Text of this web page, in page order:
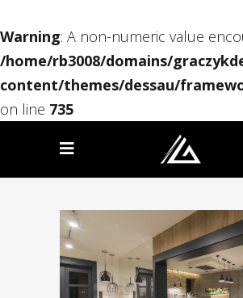
Warning: A non-numeric value
/home/rb3008/domains/
content/themes/dessau/
on line 735